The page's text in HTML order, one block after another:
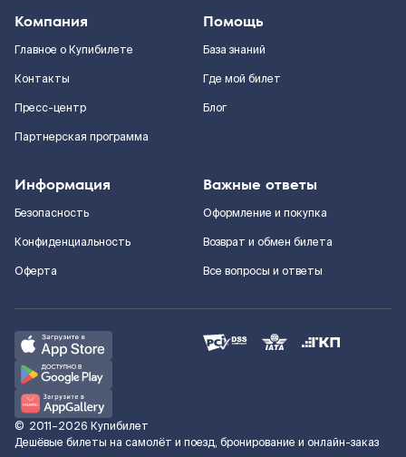
Компания
Главное о Купибилете
Контакты
Пресс-центр
Партнерская программа
Помощь
База знаний
Где мой билет
Блог
Информация
Безопасность
Конфиденциальность
Оферта
Важные ответы
Оформление и покупка
Возврат и обмен билета
Все вопросы и ответы
© 2011–2026 Купибилет
Дешёвые билеты на самолёт и поезд, бронирование и онлайн-заказ